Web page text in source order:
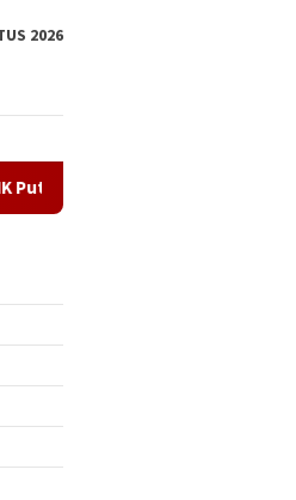
2026
MBG Harus Dipisahkan